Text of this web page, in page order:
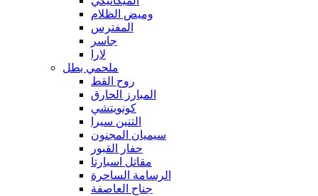
وميض الظلام
المفترس
جاسر
لارا
ملحمي بطل
روح القط
المبارز الحارق
كونويتشي
التنين سيرا
سيميان المجنون
حفار القبور
مقاتل اسبارتا
الرسامة الساحرة
جناح العاصفة